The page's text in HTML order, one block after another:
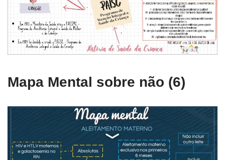
Mapa Mental sobre não (6)